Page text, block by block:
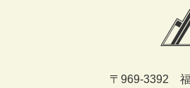
〒969-3392 福